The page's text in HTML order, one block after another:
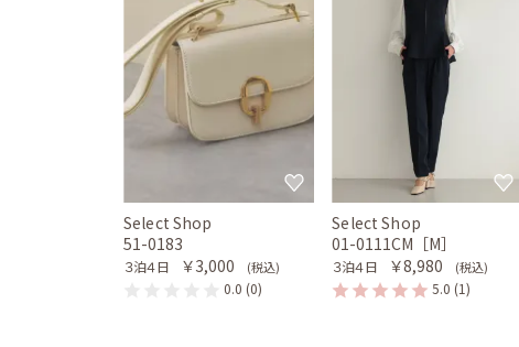
Select Shop
51-0183
３泊４日 ￥3,000 (税込)
0.0 (0)
Select Shop
01-0111CM［M］
３泊４日 ￥8,980 (税込)
5.0 (1)